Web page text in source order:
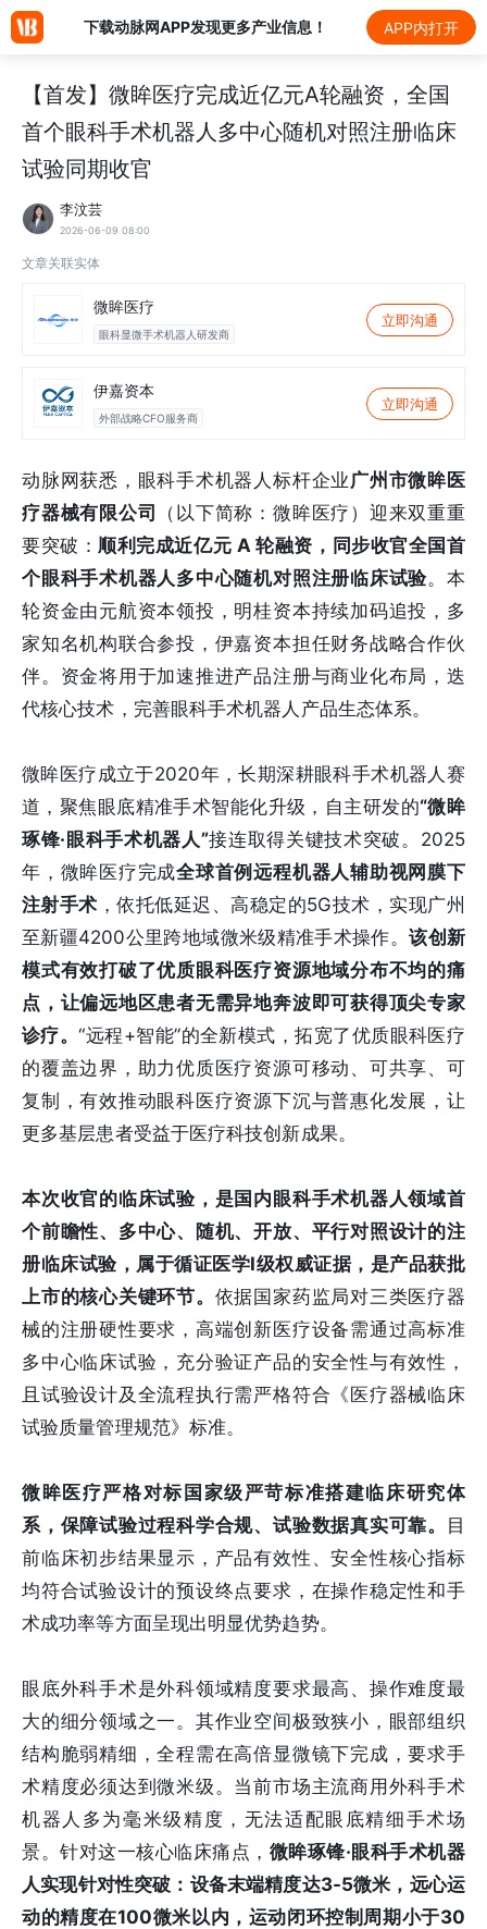
下载动脉网APP发现更多产业信息！ APP内打开
【首发】微眸医疗完成近亿元A轮融资，全国
首个眼科手术机器人多中心随机对照注册临床
试验同期收官
李汶芸
2026-06-09 08:00
文章关联实体
微眸医疗
眼科显微手术机器人研发商
立即沟通
伊嘉资本
外部战略CFO服务商
立即沟通
动脉网获悉，眼科手术机器人标杆企业广州市微眸医
疗器械有限公司
（以下简称：微眸医疗）迎来双重重
要突破：顺利完成近亿元 A 轮融资，同步收官全国首
个眼科手术机器人多中心随机对照注册临床试验。本
轮资金由元航资本领投，明桂资本持续加码追投，多
家知名机构联合参投，伊嘉资本担任财务战略合作伙
伴。资金将用于加速推进产品注册与商业化布局，迭
代核心技术，完善眼科手术机器人产品生态体系。
微眸医疗成立于2020年，长期深耕眼科手术机器人赛
道，聚焦眼底精准手术智能化升级，自主研发的“微眸
琢锋·眼科手术机器人”接连取得关键技术突破。2025
年，微眸医疗完成全球首例远程机器人辅助视网膜下
注射手术 ，依托低延迟、高稳定的5G技术，实现广州
至新疆4200公里跨地域微米级精准手术操作。该创新
模式有效打破了优质眼科医疗资源地域分布不均的痛
点，让偏远地区患者无需异地奔波即可获得顶尖专家
诊疗。“远程+智能”的全新模式，拓宽了优质眼科医疗
的覆盖边界，助力优质医疗资源可移动、可共享、可
复制，有效推动眼科医疗资源下沉与普惠化发展，让
更多基层患者受益于医疗科技创新成果。
本次收官的临床试验，是国内眼科手术机器人领域首
个前瞻性、多中心、随机、开放、平行对照设计的注
册临床试验，属于循证医学I级权威证据，是产品获批
上市的核心关键环节。 依据国家药监局对三类医疗器
械的注册硬性要求，高端创新医疗设备需通过高标准
多中心临床试验，充分验证产品的安全性与有效性，
且试验设计及全流程执行需严格符合《医疗器械临床
试验质量管理规范》标准。
微眸医疗严格对标国家级严苛标准搭建临床研究体
系，保障试验过程科学合规、试验数据真实可靠。
目
前临床初步结果显示，产品有效性、安全性核心指标
均符合试验设计的预设终点要求，在操作稳定性和手
术成功率等方面呈现出明显优势趋势。
眼底外科手术是外科领域精度要求最高、操作难度最
大的细分领域之一。其作业空间极致狭小，眼部组织
结构脆弱精细，全程需在高倍显微镜下完成，要求手
术精度必须达到微米级。当前市场主流商用外科手术
机器人多为毫米级精度，无法适配眼底精细手术场
景。针对这一核心临床痛点， 微眸琢锋·眼科手术机器
人实现针对性突破：设备末端精度达3-5微米，远心运
动的精度在100微米以内，运动闭环控制周期小于30